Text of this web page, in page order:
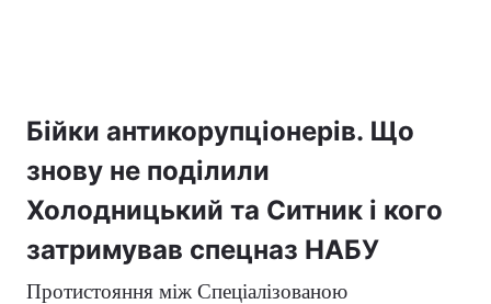
Бійки антикорупціонерів. Що
знову не поділили
Холодницький та Ситник і кого
затримував спецназ НАБУ
Протистояння між Спеціалізованою